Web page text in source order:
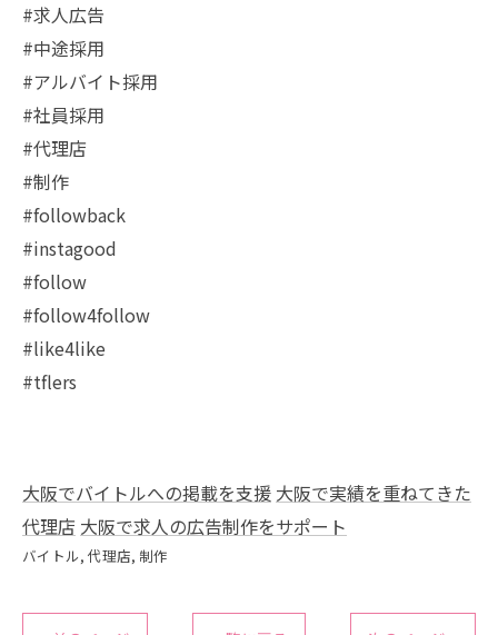
#求人広告
#中途採用
#アルバイト採用
#社員採用
#代理店
#制作
#followback
#instagood
#follow
#follow4follow
#like4like
#tflers
大阪でバイトルへの掲載を支援 大阪で実績を重ねてきた
代理店 大阪で求人の広告制作をサポート
バイトル 代理店 制作